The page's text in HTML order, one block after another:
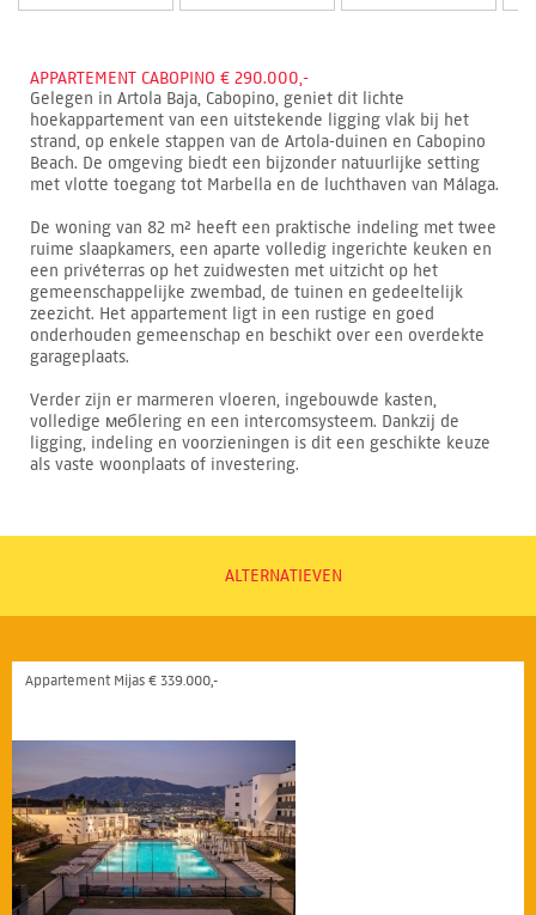
APPARTEMENT CABOPINO € 290.000,-
Gelegen in Artola Baja, Cabopino, geniet dit lichte
hoekappartement van een uitstekende ligging vlak bij het
strand, op enkele stappen van de Artola-duinen en Cabopino
Beach. De omgeving biedt een bijzonder natuurlijke setting
met vlotte toegang tot Marbella en de luchthaven van Málaga.
De woning van 82 m² heeft een praktische indeling met twee
ruime slaapkamers, een aparte volledig ingerichte keuken en
een privéterras op het zuidwesten met uitzicht op het
gemeenschappelijke zwembad, de tuinen en gedeeltelijk
zeezicht. Het appartement ligt in een rustige en goed
onderhouden gemeenschap en beschikt over een overdekte
garageplaats.
Verder zijn er marmeren vloeren, ingebouwde kasten,
volledige мебlering en een intercomsysteem. Dankzij de
ligging, indeling en voorzieningen is dit een geschikte keuze
als vaste woonplaats of investering.
ALTERNATIEVEN
Appartement Mijas € 339.000,-